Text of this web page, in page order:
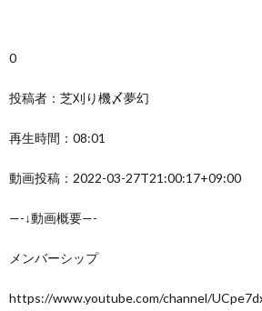
0
投稿者：芝刈り機〆夢幻
再生時間：08:01
動画投稿：2022-03-27T21:00:17+09:00
—-↓動画概要—-
メンバーシップ
https://www.youtube.com/channel/